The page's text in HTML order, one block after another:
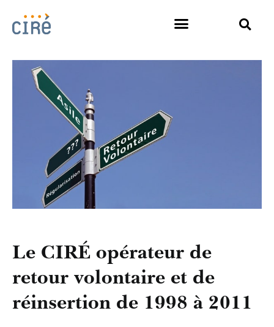
Le CIRÉ opérateur de
retour volontaire et de
réinsertion de 1998 à 2011